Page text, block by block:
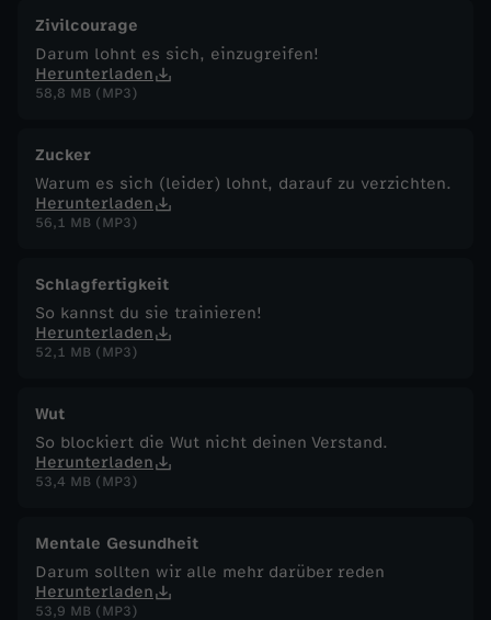
Zivilcourage
Darum lohnt es sich, einzugreifen!
Herunterladen
58,8 MB (MP3)
Zucker
Warum es sich (leider) lohnt, darauf zu verzichten.
Herunterladen
56,1 MB (MP3)
Schlagfertigkeit
So kannst du sie trainieren!
Herunterladen
52,1 MB (MP3)
Wut
So blockiert die Wut nicht deinen Verstand.
Herunterladen
53,4 MB (MP3)
Mentale Gesundheit
Darum sollten wir alle mehr darüber reden
Herunterladen
53,9 MB (MP3)